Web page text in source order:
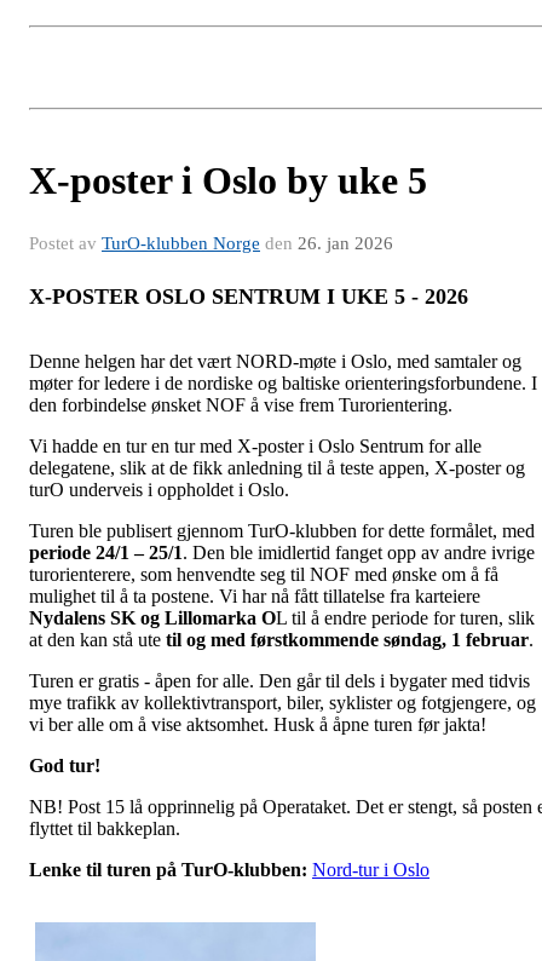
X-poster i Oslo by uke 5
Postet av TurO-klubben Norge den 26. jan 2026
X-POSTER OSLO SENTRUM I UKE 5 - 2026
Denne helgen har det vært NORD-møte i Oslo, med samtaler og
møter for ledere i de nordiske og baltiske orienteringsforbundene. I
den forbindelse ønsket NOF å vise frem Turorientering.
Vi hadde en tur en tur med X-poster i Oslo Sentrum for alle
delegatene, slik at de fikk anledning til å teste appen, X-poster og
turO underveis i oppholdet i Oslo.
Turen ble publisert gjennom TurO-klubben for dette formålet, med
periode 24/1 – 25/1. Den ble imidlertid fanget opp av andre ivrige
turorienterere, som henvendte seg til NOF med ønske om å få
mulighet til å ta postene. Vi har nå fått tillatelse fra karteiere
Nydalens SK og Lillomarka OL til å endre periode for turen, slik
at den kan stå ute til og med førstkommende søndag, 1 februar.
Turen er gratis - åpen for alle. Den går til dels i bygater med tidvis
mye trafikk av kollektivtransport, biler, syklister og fotgjengere, og
vi ber alle om å vise aktsomhet. Husk å åpne turen før jakta!
God tur!
NB! Post 15 lå opprinnelig på Operataket. Det er stengt, så posten
flyttet til bakkeplan.
Lenke til turen på TurO-klubben: Nord-tur i Oslo